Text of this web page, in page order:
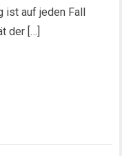
ist auf jeden Fall
der […]